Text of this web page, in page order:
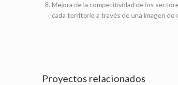
Mejora de la competitividad de los
cada territorio a través de una imagen de
Proyectos relacionados